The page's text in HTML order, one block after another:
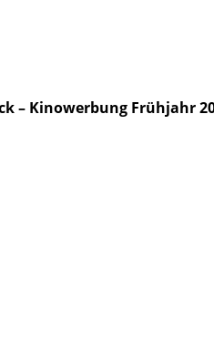
– Kinowerbung Frühjahr